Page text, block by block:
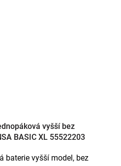
vyšší bez
BASIC XL 55522203
baterie vyšší model, bez